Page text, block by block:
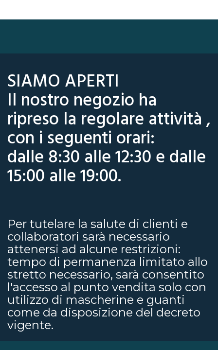
SIAMO APERTI
Il nostro negozio ha
ripreso la regolare attività ,
con i seguenti orari:
dalle 8:30 alle 12:30 e dalle
15:00 alle 19:00.
Per tutelare la salute di clienti e
collaboratori sarà necessario
attenersi ad alcune restrizioni:
tempo di permanenza limitato allo
stretto necessario, sarà consentito
l'accesso al punto vendita solo con
utilizzo di mascherine e guanti
come da disposizione del decreto
vigente.